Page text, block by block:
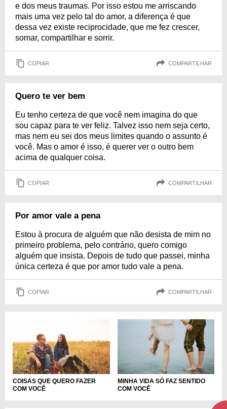
e dos meus traumas. Por isso estou me arriscando
mais uma vez pelo tal do amor, a diferença é que
dessa vez existe reciprocidade, que me fez crescer,
somar, compartilhar e sorrir.
COPIAR COMPARTILHAR
Quero te ver bem
Eu tenho certeza de que você nem imagina do que
sou capaz para te ver feliz. Talvez isso nem seja certo,
mas nem eu sei dos meus limites quando o assunto é
você. Mas o amor é isso, é querer ver o outro bem
acima de qualquer coisa.
COPIAR COMPARTILHAR
Por amor vale a pena
Estou à procura de alguém que não desista de mim no
primeiro problema, pelo contrário, quero comigo
alguém que insista. Depois de tudo que passei, minha
única certeza é que por amor tudo vale a pena.
COPIAR COMPARTILHAR
COISAS QUE QUERO FAZER
COM VOCÊ
MINHA VIDA SÓ FAZ SENTIDO
COM VOCÊ